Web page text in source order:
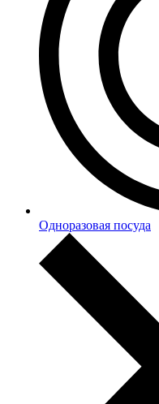
Одноразовая посуда